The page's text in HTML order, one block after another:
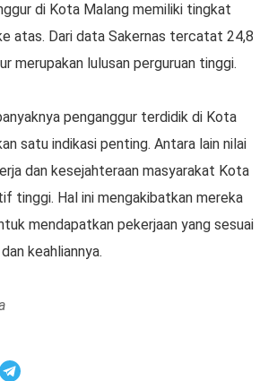
di Kota Malang memiliki tingkat
atas. Dari data Sakernas tercatat 24,8
merupakan lulusan perguruan tinggi.
penganggur terdidik di Kota
satu indikasi penting. Antara lain nilai
dan kesejahteraan masyarakat Kota
tinggi. Hal ini mengakibatkan mereka
mendapatkan pekerjaan yang sesuai
keahliannya.